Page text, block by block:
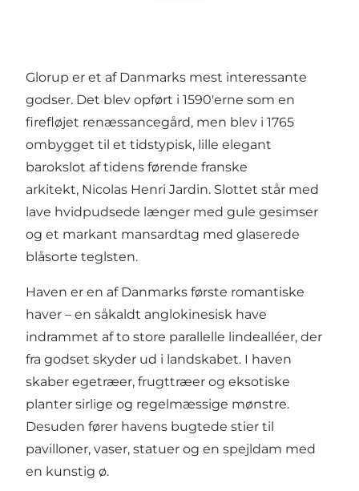
Glorup er et af Danmarks mest interessante
godser. Det blev opført i 1590'erne som en
firefløjet renæssancegård, men blev i 1765
ombygget til et tidstypisk, lille elegant
barokslot af tidens førende franske
arkitekt, Nicolas Henri Jardin. Slottet står med
lave hvidpudsede længer med gule gesimser
og et markant mansardtag med glaserede
blåsorte teglsten.
Haven er en af Danmarks første romantiske
haver – en såkaldt anglokinesisk have
indrammet af to store parallelle lindealléer, der
fra godset skyder ud i landskabet. I haven
skaber egetræer, frugttræer og eksotiske
planter sirlige og regelmæssige mønstre.
Desuden fører havens bugtede stier til
pavilloner, vaser, statuer og en spejldam med
en kunstig ø.